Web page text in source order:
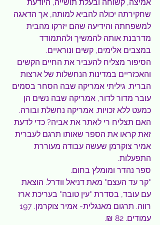
אמיצה, קשוחה ובעלת תושייה, היודעת
שחקירתה יכולה להביא למותה, אך הדאגה
למשפחתה והידיעה שהם יזרקו מהבית
מדרבנת אותה להמשיך ולהתמודד
במצבים אלימים, קשים ונוראיים.
הסיפור מצליח להעביר את החיים הקשים
והאכזריים במדינות הנחשלות של ארצות
הברית. גיליתי אמריקה שבה הסחר בסמים
עובר מדור לדור, אמריקה שבה נשים הן
כמעט ללא זכויות. אמריקה נחשלת ובורה.
האם תצליח רי לאתר את אביה? כדי לדעת
זאת קראו את הספר שאותו תרגם לעברית
אמיר צוקרמן שעשה עבודה מעוררת
התפעלות.
ספר נהדר ומומלץ בחום.
"קר עד העצם" מאת דניאל וודרל. הוצאת
עם עובד, בסדרת "עין טובה" בעריכת ארז
עמודים. 82 ₪.